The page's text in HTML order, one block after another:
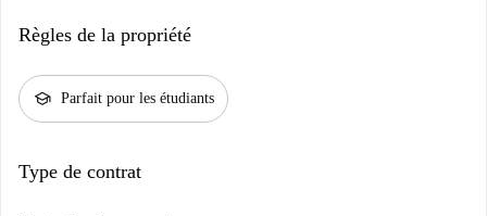
Règles de la propriété
school Parfait pour les étudiants
Type de contrat